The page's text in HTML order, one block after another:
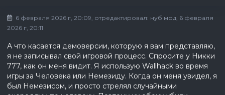
6 февраля 2026 г, 20:09, отредактировал: нуб мод, 6 февраля
2026 г, 20:11
А что касается демоверсии, которую я вам представляю,
я не записывал свой игровой процесс. Спросите у Никки
777, как он меня видит. Я использую Wallhack во время
игры за Человека или Немезиду. Когда он меня увидел, я
был Немезисом, и просто стрелял случайными